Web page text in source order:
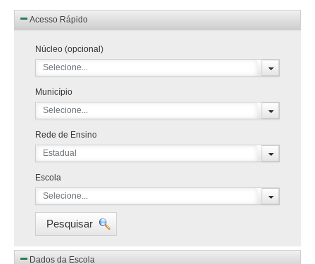
Acesso Rápido
Núcleo (opcional)
Selecione...
Município
Selecione...
Rede de Ensino
Estadual
Escola
Selecione...
Pesquisar
Dados da Escola